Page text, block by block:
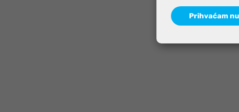
Prihvaćam